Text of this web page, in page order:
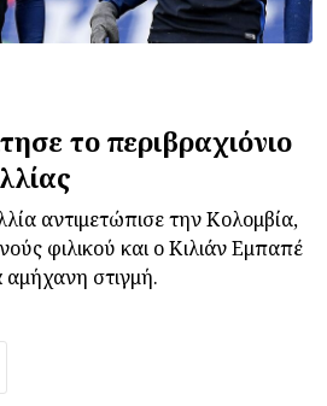
το περιβραχιόνιο
αντιμετώπισε την Κολομβία,
φιλικού και ο Κιλιάν Εμπαπέ
αμήχανη στιγμή.